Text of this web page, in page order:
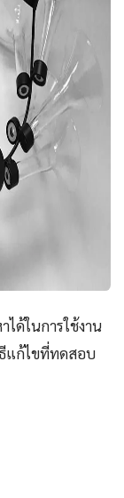
ด้ในการใช้งาน
แก้ไขที่ทดสอบ